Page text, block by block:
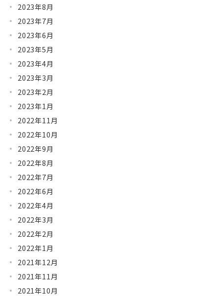
2023年8月
2023年7月
2023年6月
2023年5月
2023年4月
2023年3月
2023年2月
2023年1月
2022年11月
2022年10月
2022年9月
2022年8月
2022年7月
2022年6月
2022年4月
2022年3月
2022年2月
2022年1月
2021年12月
2021年11月
2021年10月